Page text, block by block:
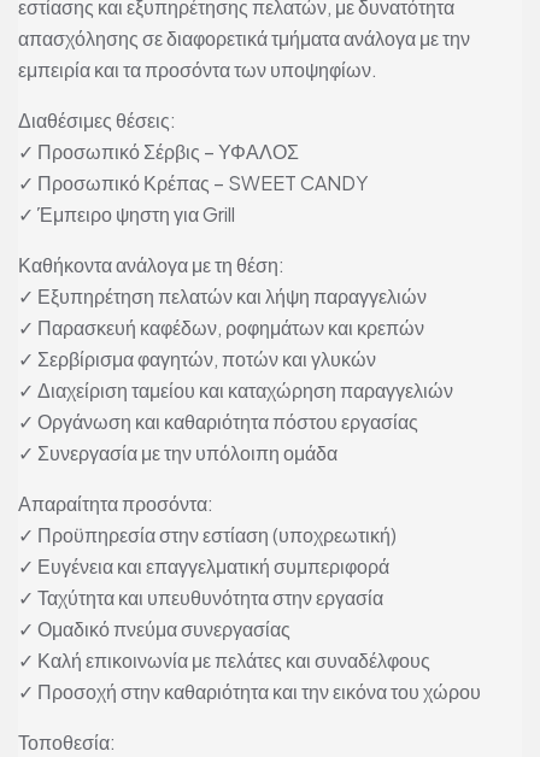
εστίασης και εξυπηρέτησης πελατών, με δυνατότητα
απασχόλησης σε διαφορετικά τμήματα ανάλογα με την
εμπειρία και τα προσόντα των υποψηφίων.
Διαθέσιμες θέσεις:
✓ Προσωπικό Σέρβις – ΥΦΑΛΟΣ
✓ Προσωπικό Κρέπας – SWEET CANDY
✓ Έμπειρο ψηστη για Grill
Καθήκοντα ανάλογα με τη θέση:
✓ Εξυπηρέτηση πελατών και λήψη παραγγελιών
✓ Παρασκευή καφέδων, ροφημάτων και κρεπών
✓ Σερβίρισμα φαγητών, ποτών και γλυκών
✓ Διαχείριση ταμείου και καταχώρηση παραγγελιών
✓ Οργάνωση και καθαριότητα πόστου εργασίας
✓ Συνεργασία με την υπόλοιπη ομάδα
Απαραίτητα προσόντα:
✓ Προϋπηρεσία στην εστίαση (υποχρεωτική)
✓ Ευγένεια και επαγγελματική συμπεριφορά
✓ Ταχύτητα και υπευθυνότητα στην εργασία
✓ Ομαδικό πνεύμα συνεργασίας
✓ Καλή επικοινωνία με πελάτες και συναδέλφους
✓ Προσοχή στην καθαριότητα και την εικόνα του χώρου
Τοποθεσία: